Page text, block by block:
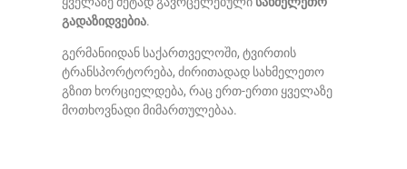
გადაზიდვებია.
გერმანიიდან საქართველოში, ტვირთის
ტრანსპორტორება, ძირითადად სახმელეთო
გზით ხორციელდება, რაც ერთ-ერთი ყველაზე
მოთხოვნადი მიმართულებაა.